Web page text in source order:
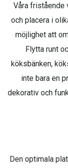
Våra fristående
och placera i
möjlighet att
Flytta runt
köksbänken,
inte bara en
dekorativ och
Den optimala